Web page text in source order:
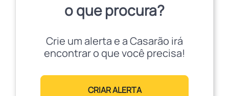
o que procura?
Crie um alerta e a Casarão irá
encontrar o que você precisa!
CRIAR ALERTA